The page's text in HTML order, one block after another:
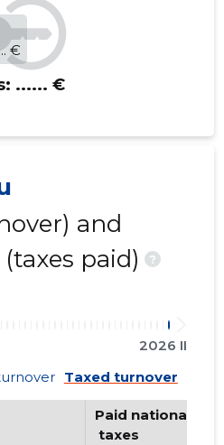
€
...... €
and
paid)
?
2026 II
Taxed turnover
Paid national
taxes